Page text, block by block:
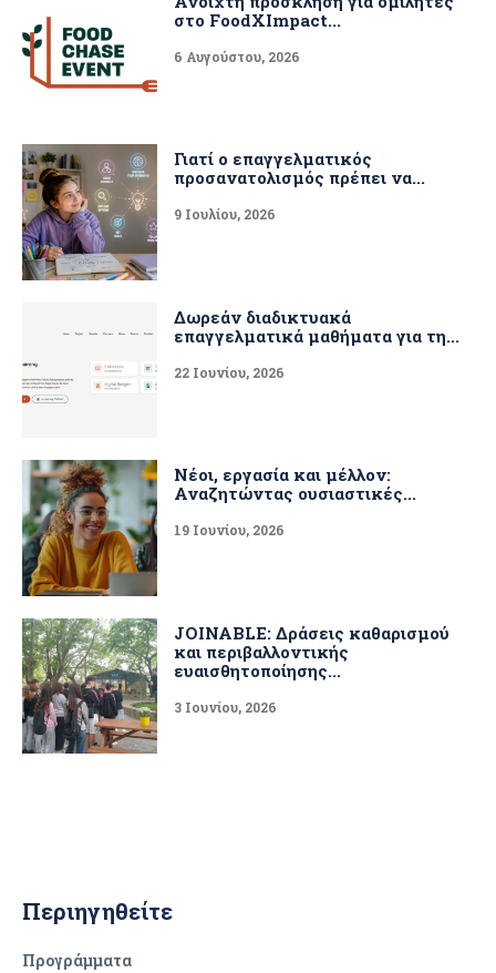
στο FoodXImpact...
6 Αυγούστου, 2026
Γιατί ο επαγγελματικός
προσανατολισμός πρέπει να...
9 Ιουλίου, 2026
Δωρεάν διαδικτυακά
επαγγελματικά μαθήματα για τη...
22 Ιουνίου, 2026
Νέοι, εργασία και μέλλον:
Αναζητώντας ουσιαστικές...
19 Ιουνίου, 2026
JOINABLE: Δράσεις καθαρισμού
και περιβαλλοντικής
ευαισθητοποίησης...
3 Ιουνίου, 2026
Περιηγηθείτε
Προγράμματα